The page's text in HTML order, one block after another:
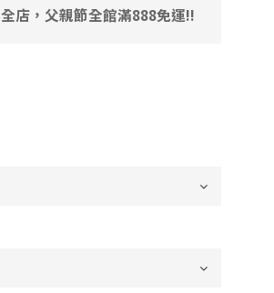
全店，父親節全館滿888免運!!